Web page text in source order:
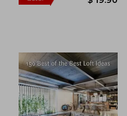
45% $ 25.48